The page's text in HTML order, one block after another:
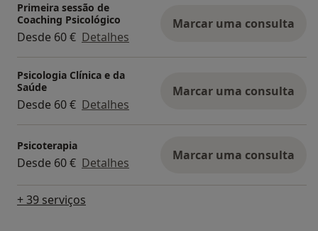
Primeira sessão de
Coaching Psicológico
Desde 60 € Detalhes
Marcar uma consulta
Psicologia Clínica e da
Saúde
Desde 60 € Detalhes
Marcar uma consulta
Psicoterapia
Desde 60 € Detalhes Marcar uma consulta
+ 39 serviços